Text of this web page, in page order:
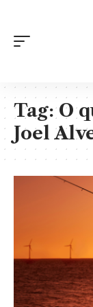
Tag:O
Joel